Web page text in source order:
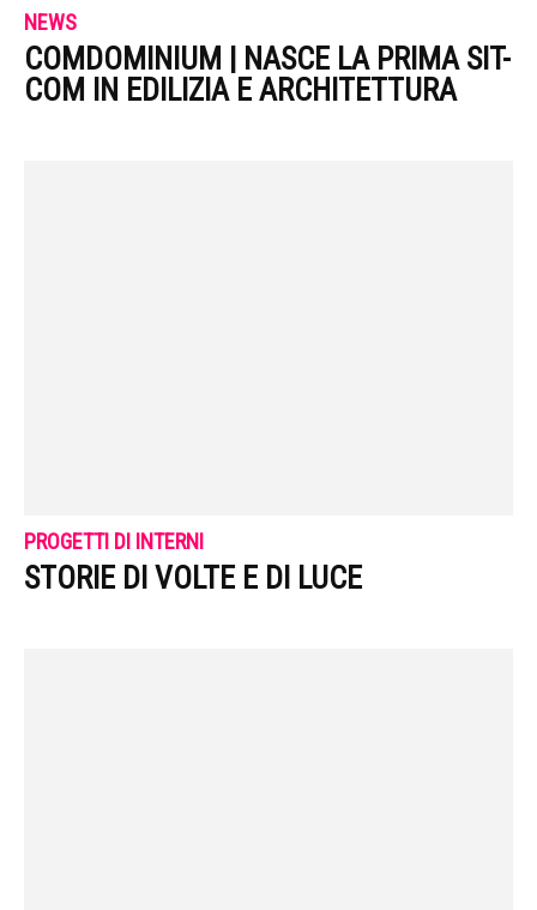
NEWS
COMDOMINIUM | NASCE LA PRIMA SIT-
COM IN EDILIZIA E ARCHITETTURA
PROGETTI DI INTERNI
STORIE DI VOLTE E DI LUCE